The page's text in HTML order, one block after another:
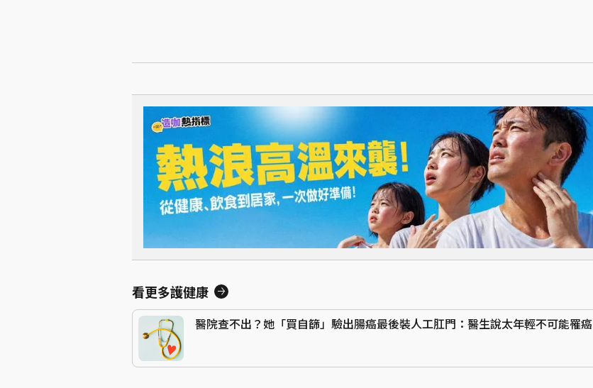
看更多護健康
醫院查不出？她「買自篩」驗出腸癌最後裝人工肛門：醫生說太年輕不可能罹癌